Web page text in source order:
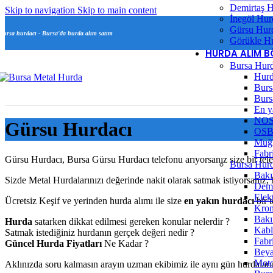
Skip to navigation Skip to main content
hurdacı - Bursa'da hurda alım satım
Demirtaş
İnegöl
Gürsu
Görükle
HURDA ALIM
Bursa
En
Bursa
Gürsu Hurdacı
Gürsu Hurdacı, Bursa Gürsu Hurdacı telefonu arıyorsanız size bir
Sizde Metal Hurdalarınızı değerinde nakit olarak satmak istiyorsanız,
Ücretsiz Keşif ve yerinden hurda alımı ile size en yakın hurdacıbir
Hurda satarken dikkat edilmesi gereken konular nelerdir ?
Satmak istediğiniz hurdanın gerçek değeri nedir ?
Güncel Hurda Fiyatları Ne Kadar ?
Aklınızda soru kalmasın arayın uzman ekibimiz ile aynı gün